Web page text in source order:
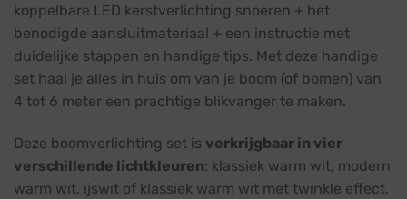
koppelbare LED kerstverlichting snoeren + het
benodigde aansluitmateriaal + een instructie met
duidelijke stappen en handige tips. Met deze handige
set haal je alles in huis om van je boom (of bomen) van
4 tot 6 meter een prachtige blikvanger te maken.
Deze boomverlichting set is verkrijgbaar in vier
verschillende lichtkleuren: klassiek warm wit, modern
warm wit, ijswit of klassiek warm wit met twinkle effect.